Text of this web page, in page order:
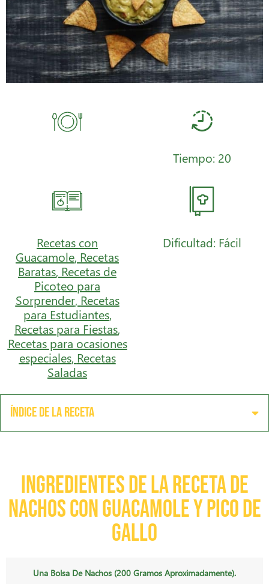
Tiempo: 20
Recetas con
Guacamole, Recetas
Baratas, Recetas de
Picoteo para
Sorprender, Recetas
para Estudiantes,
Recetas para Fiestas,
Recetas para ocasiones
especiales, Recetas
Saladas
Dificultad: Fácil
Índice de la receta
Ingredientes de la receta de
nachos con guacamole y pico de
gallo
Una Bolsa De Nachos (200 Gramos Aproximadamente).